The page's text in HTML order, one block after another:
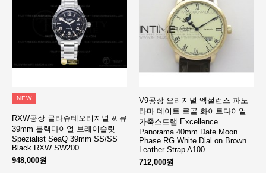
NEW
RXW공장 글라슈테오리지널 씨큐
39mm 블랙다이얼 브레이슬릿
Spezialist SeaQ 39mm SS/SS
Black RXW SW200
948,000원
V9공장 오리지널 엑설런스 파노
라마 데이트 로골 화이트다이얼
가죽스트랩 Excellence
Panorama 40mm Date Moon
Phase RG White Dial on Brown
Leather Strap A100
712,000원